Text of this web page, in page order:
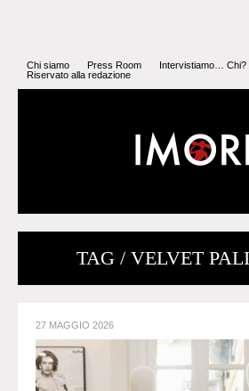
Chi siamo Press Room Intervistiamo… Chi?
Riservato alla redazione
TAG / VELVET
27 MAGGIO 2026